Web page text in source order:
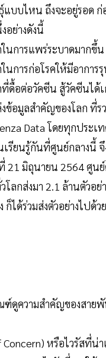
บบไหน ถึงจะอยู่รอด
อย่างดังนี้
นการแพร่ระบาดมากขึ้น
นการก่อโรคให้มีอาการ
ดื้อต่อวัคซีน สู้วัคซีนได้
อมูลสำคัญของโลก ที่รว
Data โดยทุกประ
รียนรู้กันที่ศูนย์กลางนี้
มิถุนายน 2564 ศูนย์
ลกส่งมา 2.1 ล้านตัวอย่
ก็ได้ร่วมส่งตัวอย่างไปด้
ดูความสำคัญของสาย
หรือไวรัสที่น่